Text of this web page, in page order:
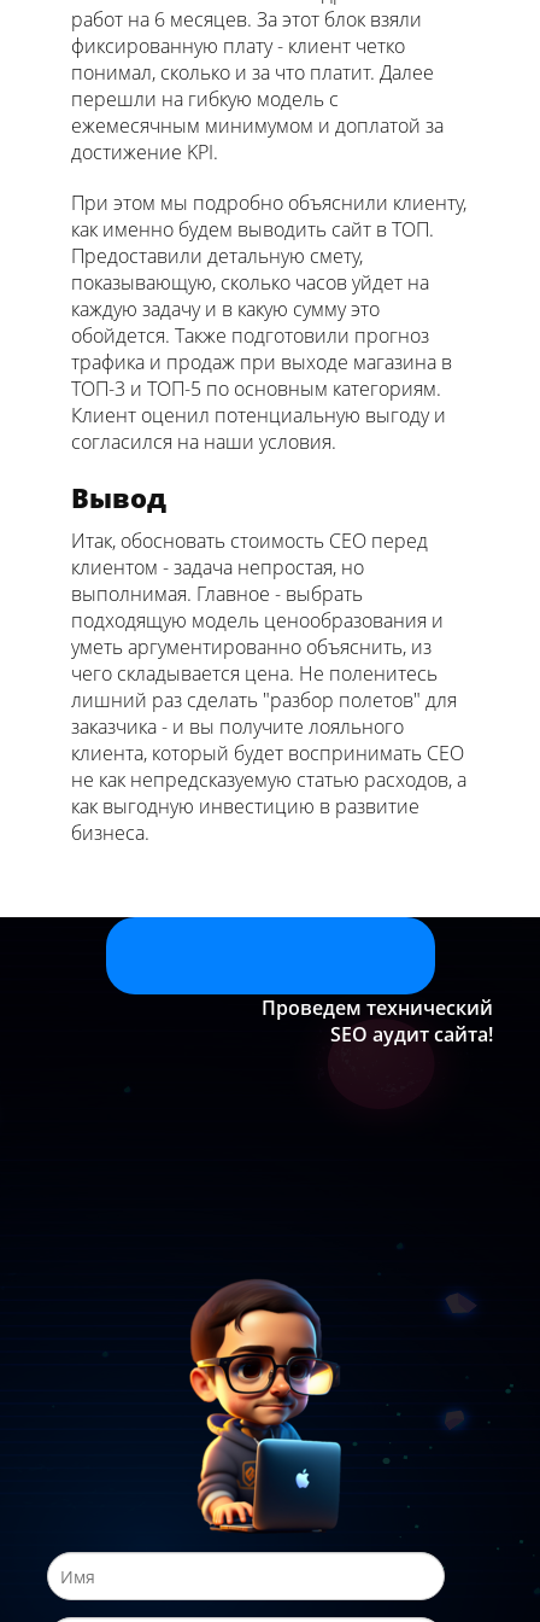
работ на 6 месяцев. За этот блок взяли
фиксированную плату - клиент четко
понимал, сколько и за что платит. Далее
перешли на гибкую модель с
ежемесячным минимумом и доплатой за
достижение KPI.
При этом мы подробно объяснили клиенту,
как именно будем выводить сайт в ТОП.
Предоставили детальную смету,
показывающую, сколько часов уйдет на
каждую задачу и в какую сумму это
обойдется. Также подготовили прогноз
трафика и продаж при выходе магазина в
ТОП-3 и ТОП-5 по основным категориям.
Клиент оценил потенциальную выгоду и
согласился на наши условия.
Вывод
Итак, обосновать стоимость СЕО перед
клиентом - задача непростая, но
выполнимая. Главное - выбрать
подходящую модель ценообразования и
уметь аргументированно объяснить, из
чего складывается цена. Не поленитесь
лишний раз сделать "разбор полетов" для
заказчика - и вы получите лояльного
клиента, который будет воспринимать СЕО
не как непредсказуемую статью расходов, а
как выгодную инвестицию в развитие
бизнеса.
Проведем технический
SEO аудит сайта!